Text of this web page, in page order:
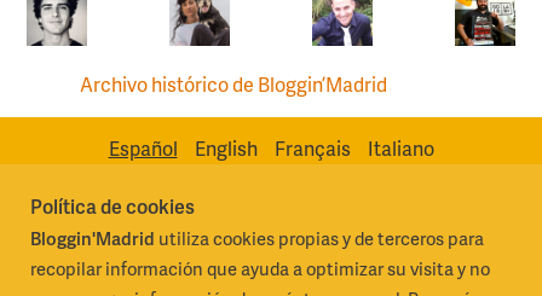
Archivo histórico de Bloggin’Madrid
Español English Français Italiano
Madrid Destino Cultura Turismo y Negocio, S.A.
Algunos derechos
reservados 2026
Política de cookies
Bloggin'Madrid utiliza cookies propias y de terceros para
recopilar información que ayuda a optimizar su visita y no